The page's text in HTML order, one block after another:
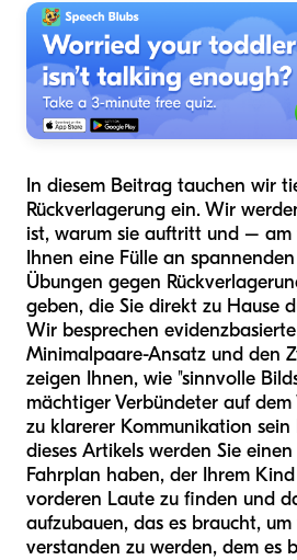
In diesem Beitrag tauchen wir
Rückverlagerung ein. Wir
ist, warum sie auftritt und –
Ihnen eine Fülle an
Übungen gegen
geben, die Sie direkt zu Hause
Wir besprechen
Minimalpaare-Ansatz und den
zeigen Ihnen, wie "sinnvolle
mächtiger Verbündeter auf
zu klarerer Kommunikation sein
dieses Artikels werden Sie
Fahrplan haben, der Ihrem
vorderen Laute zu finden und
aufzubauen, das es braucht,
verstanden zu werden, dem es